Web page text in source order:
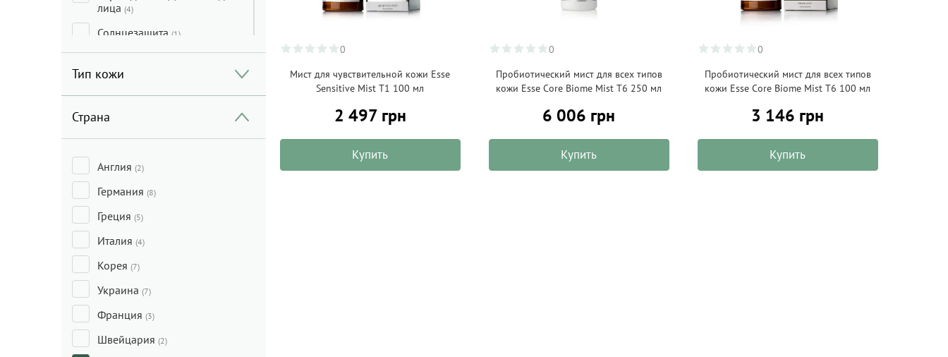
лица (4)
Солнцезащита (1)
Сыворотка для лица
Тональные средства/
Консилеры/Праймеры(8)
Тоник/Мист
Тип кожи
Страна
Англия (2)
Германия (8)
Греция (5)
Италия (4)
Корея (7)
Украина (7)
Франция (3)
Швейцария (2)
0
Мист для чувствительной кожи Esse
Sensitive Mist T1 100 мл
2 497 грн
Купить
0
Пробиотический мист для всех типов
кожи Esse Core Biome Mist Т6 250 мл
6 006 грн
Купить
0
Пробиотический мист для всех типов
кожи Esse Core Biome Mist Т6 100 мл
3 146 грн
Купить